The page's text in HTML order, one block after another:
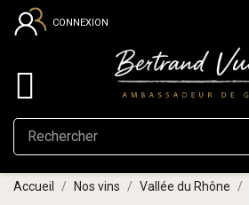
CONNEXION

Accueil Nos vins Vallée du Rhône